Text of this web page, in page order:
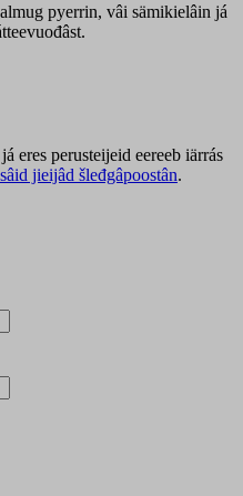
pyerrin, vâi sämikielâin já
eres perusteijeid eereeb iärrás
jieijâd šleđgâpoostân.